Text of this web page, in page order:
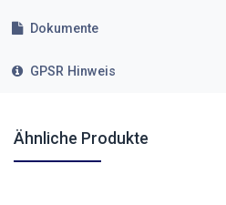
Dokumente
GPSR Hinweis
Ähnliche Produkte